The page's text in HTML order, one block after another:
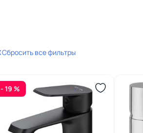
Сбросить все фильтры
- 19 %